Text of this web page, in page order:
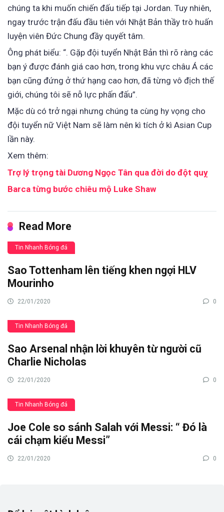
chúng ta khi muốn chiến đấu tiếp tại Jordan. Tuy nhiên,
ngay trước trận đấu đầu tiên với Nhật Bản thầy trò huấn
luyện viên Đức Chung đầy quyết tâm.
Ông phát biểu: “. Gặp đội tuyển Nhật Bản thì rõ ràng các
bạn ý được đánh giá cao hơn, trong khu vực châu Á các
bạn cũng đứng ở thứ hạng cao hơn, đã từng vô địch thế
giới, chúng tôi sẽ nỗ lực phấn đấu”.
Mặc dù có trở ngại nhưng chúng ta cùng hy vọng cho
đội tuyển nữ Việt Nam sẽ làm nên kì tích ở kì Asian Cup
lần này.
Xem thêm:
Trợ lý trọng tài Dương Ngọc Tân qua đời do đột quỵ
Barca từng bước chiêu mộ Luke Shaw
Read More
Tin Nhanh Bóng đá
Sao Tottenham lên tiếng khen ngợi HLV
Mourinho
22/01/2020 0
Tin Nhanh Bóng đá
Sao Arsenal nhận lời khuyên từ người cũ
Charlie Nicholas
22/01/2020 0
Tin Nhanh Bóng đá
Joe Cole so sánh Salah với Messi: “ Đó là
cái chạm kiểu Messi”
22/01/2020 0